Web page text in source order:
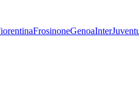
FrosinoneGenoaInter